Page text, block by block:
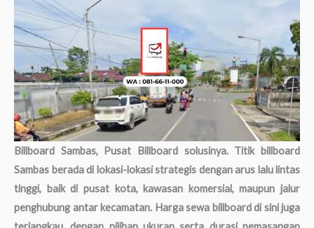
Billboard Sambas, Pusat Billboard solusinya. Titik billboard
Sambas berada di lokasi-lokasi strategis dengan arus lalu lintas
tinggi, baik di pusat kota, kawasan komersial, maupun jalur
penghubung antar kecamatan. Harga sewa billboard di sini juga